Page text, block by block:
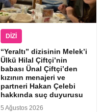
DIZI
“Yeraltı” dizisinin Melek’i
Ülkü Hilal Çiftçi’nin
babası Ünal Çiftçi’den
kızının menajeri ve
partneri Hakan Çelebi
hakkında suç duyurusu
5 Ağustos 2026